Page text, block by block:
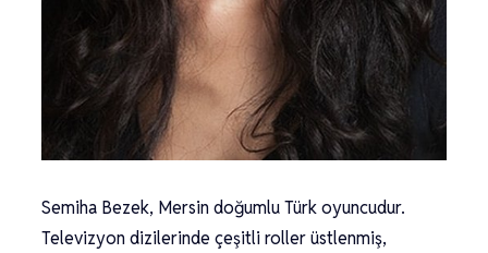
Semiha Bezek, Mersin doğumlu Türk oyuncudur.
Televizyon dizilerinde çeşitli roller üstlenmiş,